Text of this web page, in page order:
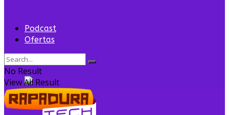
Flightradar24 vende 35% para Sprints Capital
para expansão
Podcast
Ofertas
No Result
View All Result